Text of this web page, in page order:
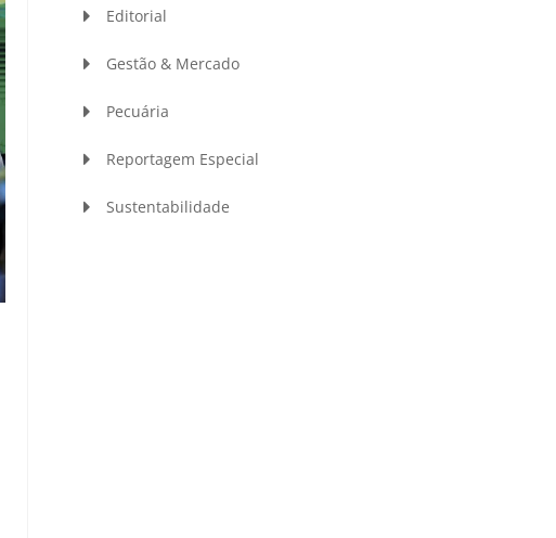
Editorial
Gestão & Mercado
Pecuária
Reportagem Especial
Sustentabilidade